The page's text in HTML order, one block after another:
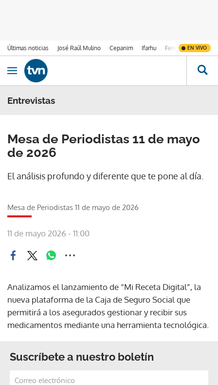
Últimas noticias José Raúl Mulino Cepanim Ifarhu Fenómeno de El
EN VIVO
Ir al contenido
Obrir navegació
Entrevistas
Mesa de Periodistas 11 de mayo
de 2026
El análisis profundo y diferente que te pone al día.
Mesa de Periodistas 11 de mayo de 2026
11 de mayo 2026 - 11:00
Analizamos el lanzamiento de “Mi Receta Digital”, la
nueva plataforma de la Caja de Seguro Social que
permitirá a los asegurados gestionar y recibir sus
medicamentos mediante una herramienta tecnológica.
Suscríbete a nuestro boletín